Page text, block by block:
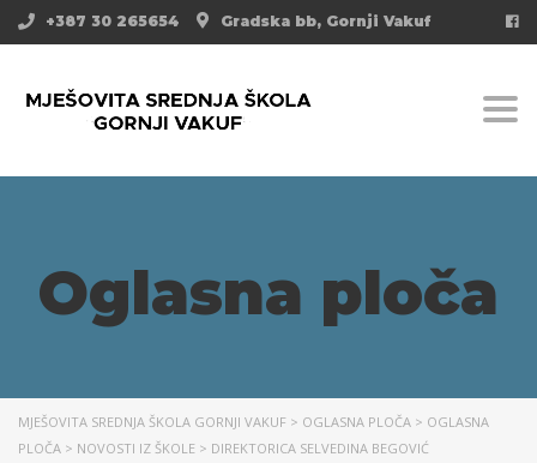
Gradska bb, Gornji Vakuf
+387 30 265654
Oglasna ploča
MJEŠOVITA SREDNJA ŠKOLA GORNJI VAKUF > OGLASNA PLOČA > OGLASNA
PLOČA > NOVOSTI IZ ŠKOLE > DIREKTORICA SELVEDINA BEGOVIĆ